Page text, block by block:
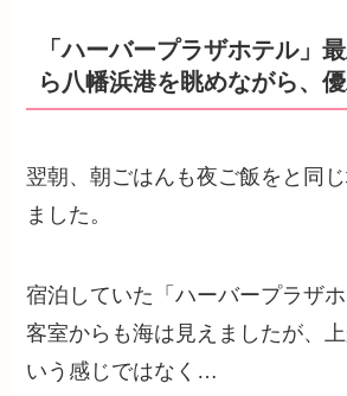
「ハーバープラザホテル」
ら八幡浜港を眺めながら、
翌朝、朝ごはんも夜ご飯をと同
ました。
宿泊していた「ハーバープラザ
客室からも海は見えましたが、
いう感じではなく…